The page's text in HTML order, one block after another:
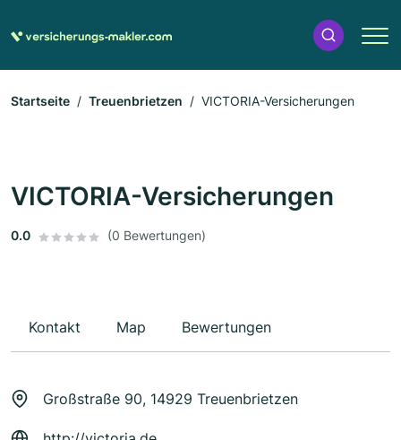
Startseite Treuenbrietzen VICTORIA-Versicherungen
VICTORIA-Versicherungen
0.0 (0 Bewertungen)
Kontakt Map Bewertungen
Großstraße 90, 14929 Treuenbrietzen